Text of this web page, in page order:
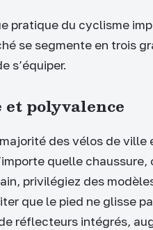
pratique du cyclisme
se segmente en trois
s’équiper.
polyvalence
des vélos de ville
quelle
privilégiez des
que le pied ne glisse
réflecteurs intégrés,